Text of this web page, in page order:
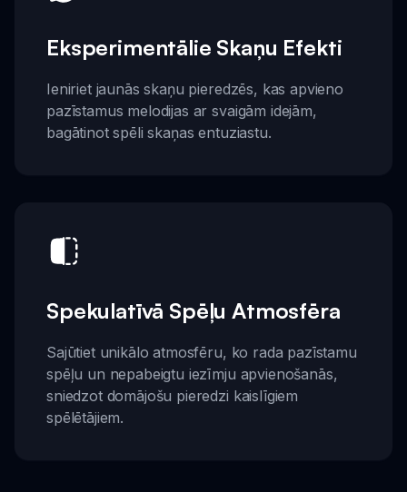
Eksperimentālie Skaņu Efekti
Ieniriet jaunās skaņu pieredzēs, kas apvieno
pazīstamus melodijas ar svaigām idejām,
bagātinot spēli skaņas entuziastu.
Spekulatīvā Spēļu Atmosfēra
Sajūtiet unikālo atmosfēru, ko rada pazīstamu
spēļu un nepabeigtu iezīmju apvienošanās,
sniedzot domājošu pieredzi kaislīgiem
spēlētājiem.